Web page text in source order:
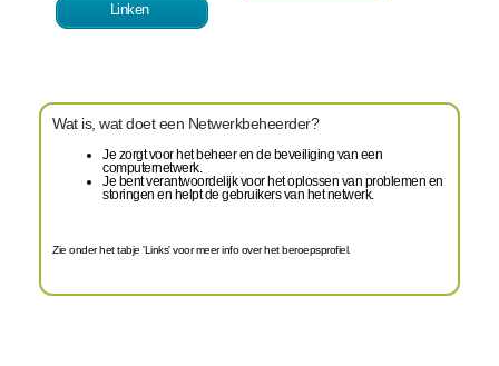
Linken
Wat is, wat doet een Netwerkbeheerder?
Je zorgt voor het beheer en de beveiliging van een
computernetwerk.
Je bent verantwoordelijk voor het oplossen van problemen en
storingen en helpt de gebruikers van het netwerk.
Zie onder het tabje 'Links' voor meer info over het beroepsprofiel.